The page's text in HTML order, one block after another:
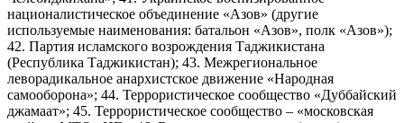
националистическое объединение «Азов» (другие
используемые наименования: батальон «Азов», полк «Азов»);
42. Партия исламского возрождения Таджикистана
(Республика Таджикистан); 43. Межрегиональное
леворадикальное анархистское движение «Народная
самооборона»; 44. Террористическое сообщество «Дуббайский
джамаат»; 45. Террористическое сообщество – «московская